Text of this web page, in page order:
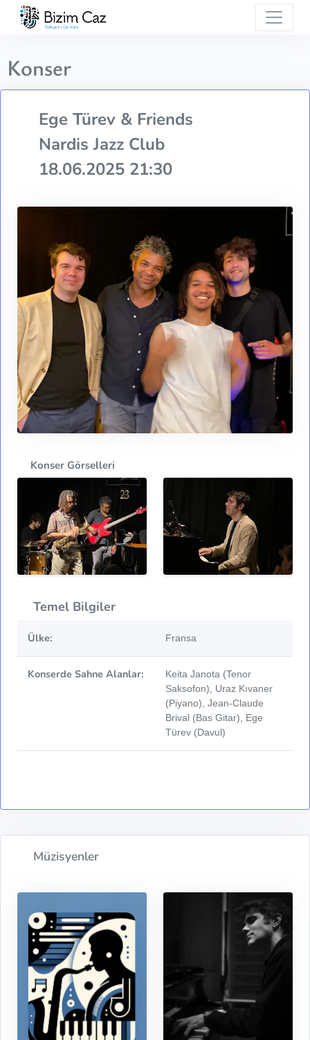
Konser
Ege Türev & Friends
Nardis Jazz Club
18.06.2025 21:30
Temel Bilgiler
Ülke: Fransa
Konserde Sahne Alanlar:
Keita Janota (Tenor
Saksofon), Uraz Kıvaner
(Piyano), Jean-Claude
Brival (Bas Gitar), Ege
Türev (Davul)
Konser Görselleri
Müzisyenler